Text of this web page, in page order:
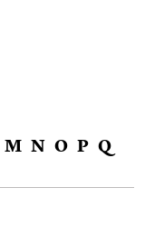
M N O P Q